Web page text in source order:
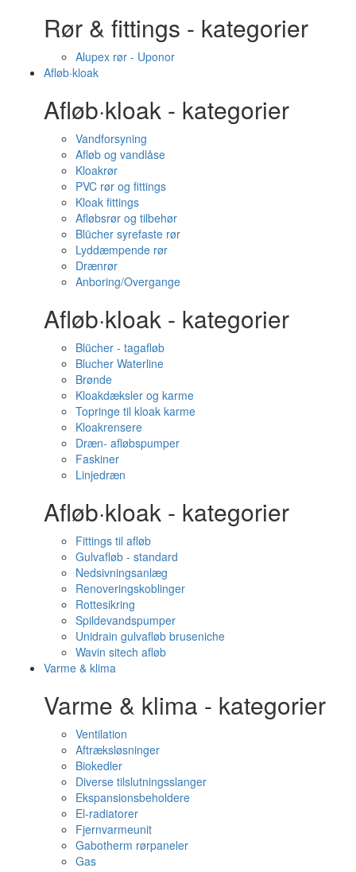
Rør & fittings - kategorier
Alupex rør - Uponor
Afløb·kloak
Afløb·kloak - kategorier
Vandforsyning
Afløb og vandlåse
Kloakrør
PVC rør og fittings
Kloak fittings
Afløbsrør og tilbehør
Blücher syrefaste rør
Lyddæmpende rør
Drænrør
Anboring/Overgange
Afløb·kloak - kategorier
Blücher - tagafløb
Blucher Waterline
Brønde
Kloakdæksler og karme
Topringe til kloak karme
Kloakrensere
Dræn- afløbspumper
Faskiner
Linjedræn
Afløb·kloak - kategorier
Fittings til afløb
Gulvafløb - standard
Nedsivningsanlæg
Renoveringskoblinger
Rottesikring
Spildevandspumper
Unidrain gulvafløb bruseniche
Wavin sitech afløb
Varme & klima
Varme & klima - kategorier
Ventilation
Aftræksløsninger
Biokedler
Diverse tilslutningsslanger
Ekspansionsbeholdere
El-radiatorer
Fjernvarmeunit
Gabotherm rørpaneler
Gas